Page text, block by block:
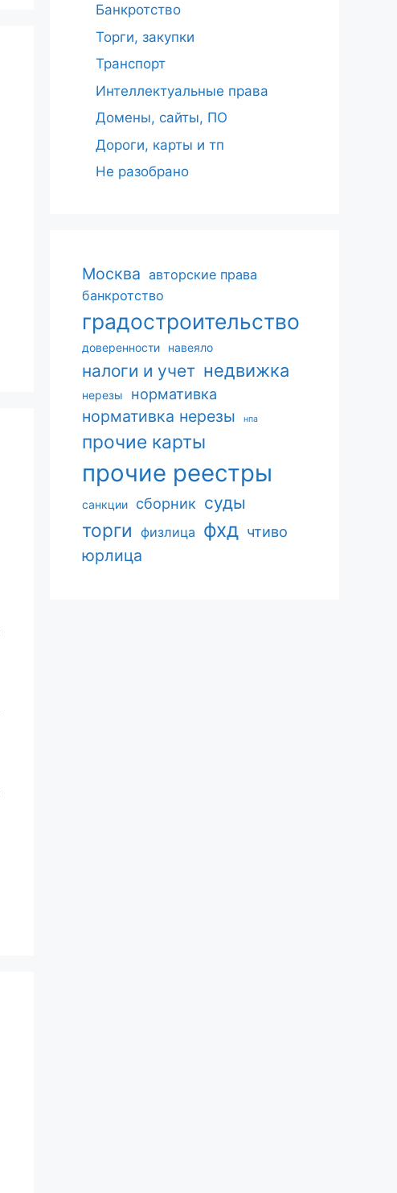
Банкротство
Торги, закупки
Транспорт
Интеллектуальные права
Домены, сайты, ПО
Дороги, карты и тп
Не разобрано
Москва авторские права
банкротство
градостроительство
доверенности навеяло
налоги и учет недвижка
нерезы нормативка
нормативка нерезы нпа
прочие карты
прочие реестры
санкции сборник суды
торги физлица фхд чтиво
юрлица